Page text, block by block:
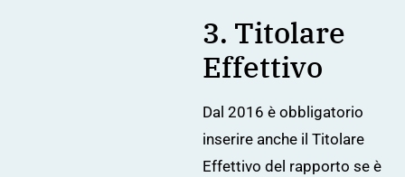
3. Titolare
Effettivo
Dal 2016 è obbligatorio
inserire anche il Titolare
Effettivo del rapporto se è